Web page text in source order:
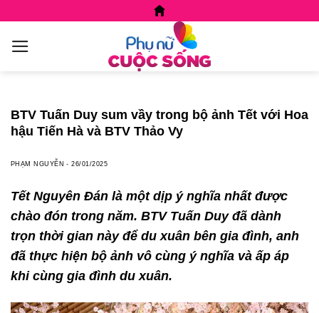
content
BTV Tuấn Duy sum vầy trong bộ ảnh Tết với Hoa
hậu Tiến Hà và BTV Thảo Vy
PHẠM NGUYỄN -26/01/2025
Tết Nguyên Đán là một dịp ý nghĩa nhất được
chào đón trong năm. BTV Tuấn Duy đã dành
trọn thời gian này để du xuân bên gia đình, anh
đã thực hiện bộ ảnh vô cùng ý nghĩa và ấp áp
khi cùng gia đình du xuân.